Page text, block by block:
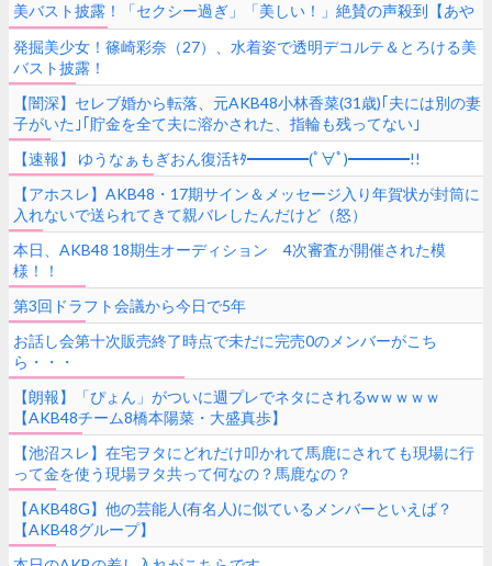
美バスト披露！「セクシー過ぎ」「美しい！」絶賛の声殺到【あや
なん】
発掘美少女！篠崎彩奈（27）、水着姿で透明デコルテ＆とろける美
バスト披露！
【闇深】セレブ婚から転落、元AKB48小林香菜(31歳)｢夫には別の妻
子がいた｣｢貯金を全て夫に溶かされた、指輪も残ってない｣
【速報】 ゆうなぁもぎおん復活ｷﾀ━━━━(ﾟ∀ﾟ)━━━━!!
【アホスレ】AKB48・17期サイン＆メッセージ入り年賀状が封筒に
入れないで送られてきて親バレしたんだけど（怒）
本日、AKB48 18期生オーディション 4次審査が開催された模
様！！
第3回ドラフト会議から今日で5年
お話し会第十次販売終了時点で未だに完売0のメンバーがこち
ら・・・
【朗報】「ぴょん」がついに週プレでネタにされるwｗｗｗｗ
【AKB48チーム8橋本陽菜・大盛真歩】
【池沼スレ】在宅ヲタにどれだけ叩かれて馬鹿にされても現場に行
って金を使う現場ヲタ共って何なの？馬鹿なの？
【AKB48G】他の芸能人(有名人)に似ているメンバーといえば？
【AKB48グループ】